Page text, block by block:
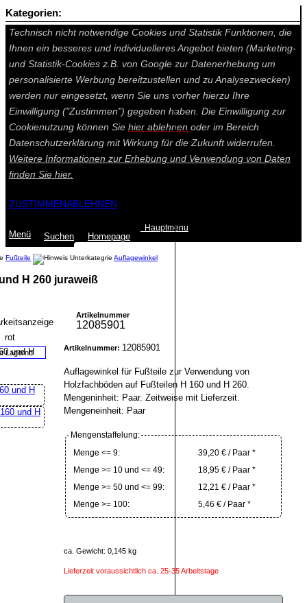
Auf dieser Seite werden technisch notwendige Cookies gesetzt.
Technisch nicht notwendige Cookies und Statistik Funktionen, die
Ihnen ein besseres und individuelleres Angebot bieten (Marketing-
und Statistik-Cookies z.B. von Google zur Datenerhebung um
personalisierte Werbung bereitzustellen und zu Analysezwecken)
werden nur eingesetzt, wenn Sie uns vorher hierzu Ihre
Einwilligung ("Zustimmen") gegeben haben. Die Einwilligung zur
Cookienutzung können Sie hier ablehnen oder im Bereich
Datenschutzerklärung mit Wirkung für die Zukunft widerrufen.
Weitere Informationen zur Erhebung und Verwendung von Daten
finden Sie hier.
ZUSTIMMENABLEHNEN
Menü Suchen Homepage
Hauptmenu
Fußteile Auflagewinkel
H 260 juraweiß
Lagernd
Artikelnummer
12085901
Artikelnummer: 12085901
Auflagewinkel für Fußteile zur Verwendung von
Holzfachböden auf Fußteilen H 160 und H 260.
Mengeninheit: Paar. Zeitweise mit Lieferzeit.
Mengeneinheit: Paar
Mengenstaffelung:
Menge <= 9:
39,20 € / Paar *
Menge >= 10 und <= 49:
18,95 € / Paar *
Menge >= 50 und <= 99:
12,21 € / Paar *
Menge >= 100:
5,46 € / Paar *
ca. Gewicht: 0,145 kg
Lieferzeit voraussichtlich ca. 25-35 Arbeitstage
Kategorien: